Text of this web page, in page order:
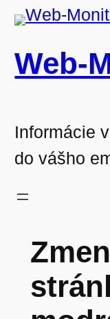
Prejsť
obsah
Web-
Informácie
do vášho